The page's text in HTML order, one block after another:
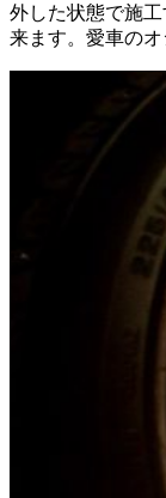
外した状態で施
来ます。愛車の